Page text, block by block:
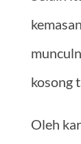
kosong
Oleh